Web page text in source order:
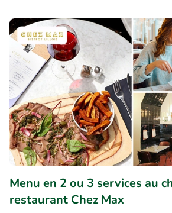
Menu en 2 ou 3 services au
restaurant Chez Max